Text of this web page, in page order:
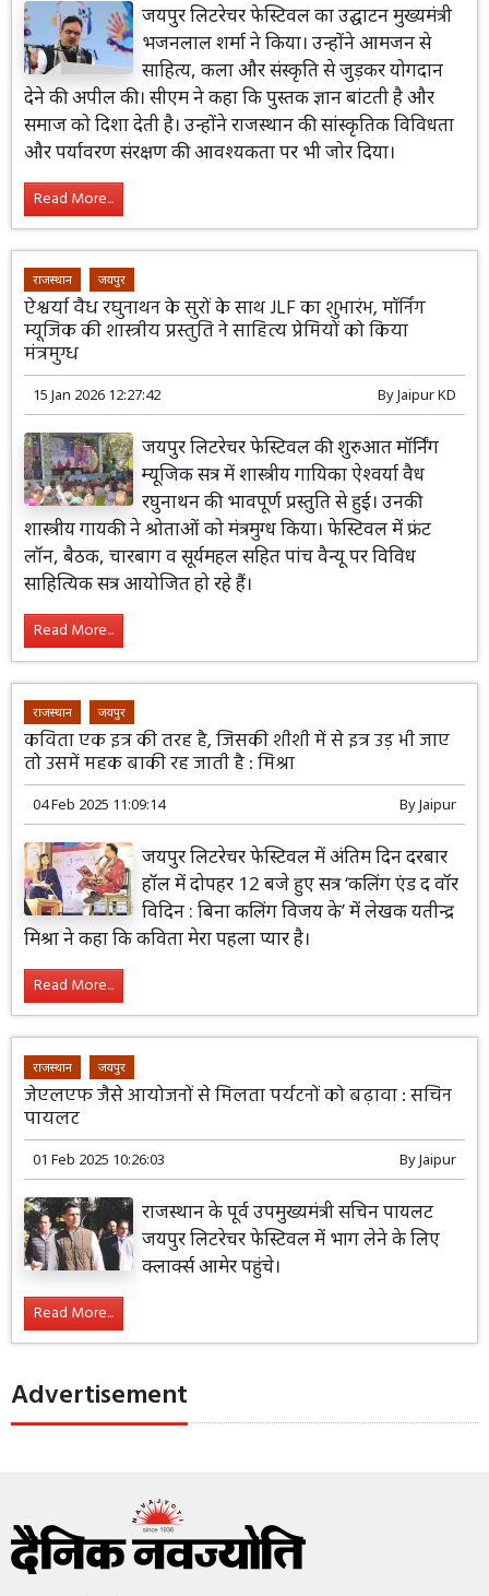
जयपुर लिटरेचर फेस्टिवल का उद्घाटन मुख्यमंत्री
भजनलाल शर्मा ने किया। उन्होंने आमजन से
साहित्य, कला और संस्कृति से जुड़कर योगदान
देने की अपील की। सीएम ने कहा कि पुस्तक ज्ञान बांटती है और
समाज को दिशा देती है। उन्होंने राजस्थान की सांस्कृतिक विविधता
और पर्यावरण संरक्षण की आवश्यकता पर भी जोर दिया।
Read More...
राजस्थान जयपुर
ऐश्वर्या वैध रघुनाथन के सुरों के साथ JLF का शुभारंभ, मॉर्निंग
म्यूजिक की शास्त्रीय प्रस्तुति ने साहित्य प्रेमियों को किया
मंत्रमुग्ध
15 Jan 2026 12:27:42 ByJaipur KD
जयपुर लिटरेचर फेस्टिवल की शुरुआत मॉर्निंग
म्यूजिक सत्र में शास्त्रीय गायिका ऐश्वर्या वैध
रघुनाथन की भावपूर्ण प्रस्तुति से हुई। उनकी
शास्त्रीय गायकी ने श्रोताओं को मंत्रमुग्ध किया। फेस्टिवल में फ्रंट
लॉन, बैठक, चारबाग व सूर्यमहल सहित पांच वैन्यू पर विविध
साहित्यिक सत्र आयोजित हो रहे हैं।
Read More...
राजस्थान जयपुर
कविता एक इत्र की तरह है, जिसकी शीशी में से इत्र उड़ भी जाए
तो उसमें महक बाकी रह जाती है : मिश्रा
04 Feb 2025 11:09:14 ByJaipur
जयपुर लिटरेचर फेस्टिवल में अंतिम दिन दरबार
हॉल में दोपहर 12 बजे हुए सत्र ‘कलिंग एंड द वॉर
विदिन : बिना कलिंग विजय के’ में लेखक यतीन्द्र
मिश्रा ने कहा कि कविता मेरा पहला प्यार है।
Read More...
राजस्थान जयपुर
जेएलएफ जैसे आयोजनों से मिलता पर्यटनों को बढ़ावा : सचिन
पायलट
01 Feb 2025 10:26:03 ByJaipur
राजस्थान के पूर्व उपमुख्यमंत्री सचिन पायलट
जयपुर लिटरेचर फेस्टिवल में भाग लेने के लिए
क्लार्क्स आमेर पहुंचे।
Read More...
Advertisement